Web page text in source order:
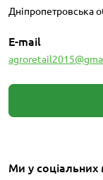
Дніпропетровська
E-mail
Ми у